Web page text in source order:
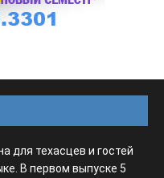
для техасцев и гостей
В первом выпуске 5